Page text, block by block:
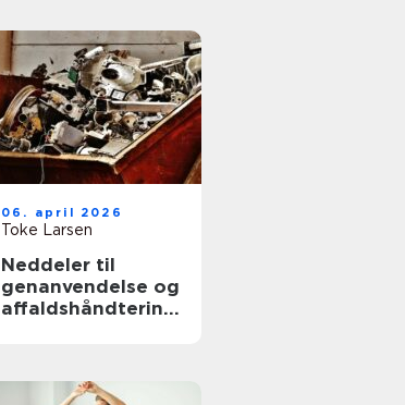
06. april 2026
Toke Larsen
Neddeler til
genanvendelse og
affaldshåndtering: